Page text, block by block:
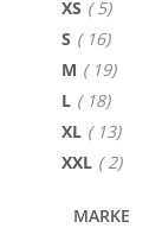
XS 5Artikel
S 16Artikel
M 19Artikel
L 18Artikel
XL 13Artikel
XXL 2Artikel
MARKE